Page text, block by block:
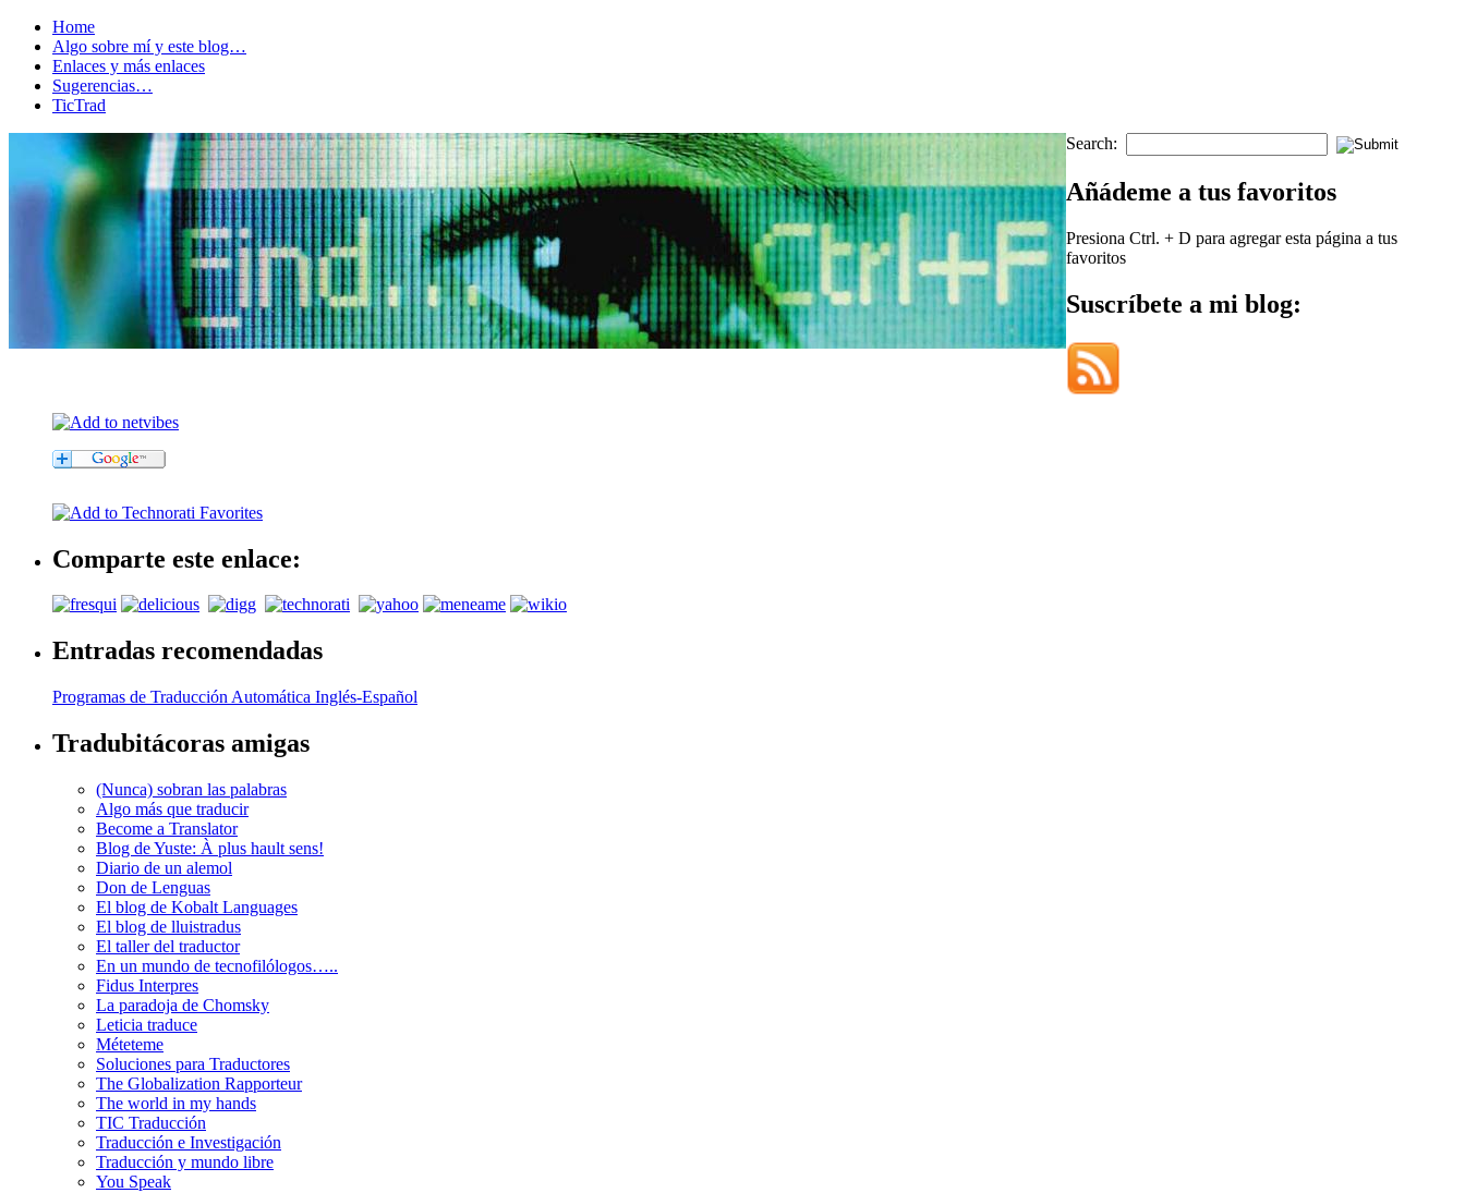
Home
Algo sobre mí y este blog…
Enlaces y más enlaces
Sugerencias…
TicTrad
Search:
Añádeme a tus favoritos
Presiona Ctrl. + D para agregar esta página a tus
favoritos
Suscríbete a mi blog:
Comparte este enlace:
Entradas recomendadas
Programas de Traducción Automática Inglés-Español
Tradubitácoras amigas
(Nunca) sobran las palabras
Algo más que traducir
Become a Translator
Blog de Yuste: À plus hault sens!
Diario de un alemol
Don de Lenguas
El blog de Kobalt Languages
El blog de lluistradus
El taller del traductor
En un mundo de tecnofilólogos…..
Fidus Interpres
La paradoja de Chomsky
Leticia traduce
Méteteme
Soluciones para Traductores
The Globalization Rapporteur
The world in my hands
TIC Traducción
Traducción e Investigación
Traducción y mundo libre
You Speak